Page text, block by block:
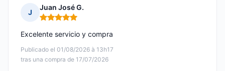
J
Juan José G.
Nota: 5 de 5
Publicado el 01/08/2026 à 13h17
tras una compra de 17/07/2026
Excelente servicio y compra